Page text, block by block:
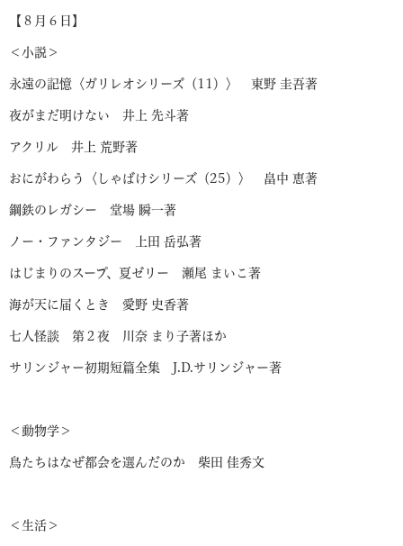
【８月６日】
＜小説＞
永遠の記憶〈ガリレオシリーズ（11）〉 東野 圭吾著
夜がまだ明けない 井上 先斗著
アクリル 井上 荒野著
おにがわらう〈しゃばけシリーズ（25）〉 畠中 恵著
鋼鉄のレガシー 堂場 瞬一著
ノー・ファンタジー 上田 岳弘著
はじまりのスープ、夏ゼリー 瀬尾 まいこ著
海が天に届くとき 愛野 史香著
七人怪談 第２夜 川奈 まり子著ほか
サリンジャー初期短篇全集 J.D.サリンジャー著
＜動物学＞
鳥たちはなぜ都会を選んだのか 柴田 佳秀文
＜生活＞